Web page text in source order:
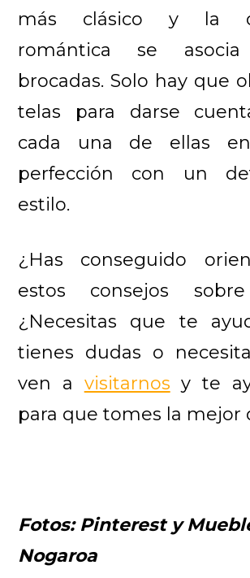
más clásico y la
romántica se
brocadas. Solo hay que
telas para darse
cada una de ellas
perfección con un
estilo.
¿Has conseguido
estos consejos
¿Necesitas que te
tienes dudas o
ven a visitarnos y te
para que tomes la mejor
Fotos: Pinterest y
Nogaroa